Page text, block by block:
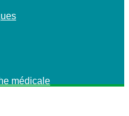
médicale